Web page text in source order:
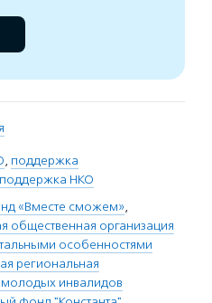
, поддержка
поддержка НКО
«Вместе сможем»,
общественная организация
особенностями
региональная
молодых инвалидов